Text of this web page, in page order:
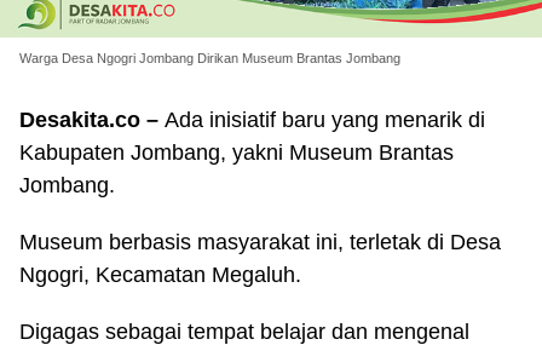
Warga Desa Ngogri Jombang Dirikan Museum Brantas Jombang
Desakita.co – Ada inisiatif baru yang menarik di
Kabupaten Jombang, yakni Museum Brantas
Jombang.
Museum berbasis masyarakat ini, terletak di Desa
Ngogri, Kecamatan Megaluh.
Digagas sebagai tempat belajar dan mengenal